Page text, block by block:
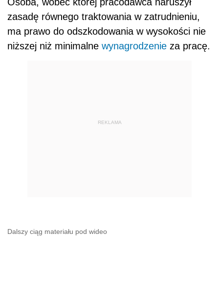
zasadę równego traktowania w zatrudnieniu,
ma prawo do odszkodowania w wysokości nie
niższej niż minimalne wynagrodzenie za pracę.
REKLAMA
Dalszy ciąg materiału pod wideo